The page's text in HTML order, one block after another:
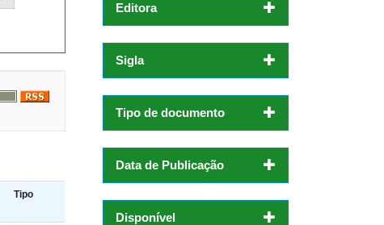
Tipo
Editora
Sigla
Tipo de documento
Data de Publicação
Disponível